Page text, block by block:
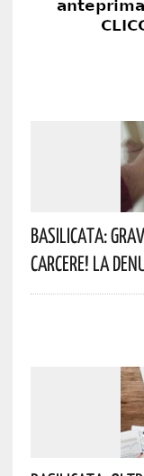
Basilicata:
Carcere! La